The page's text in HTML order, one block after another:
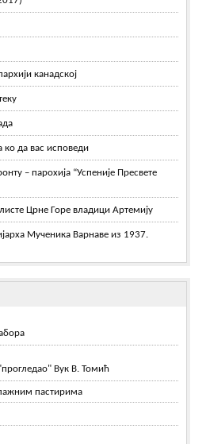
канадској
ко да вас исповеди
– парохија “Успеније Пресвете
Црне Горе владици Артемију
Мученика Варнаве из 1937.
Вук В. Томић
пастирима